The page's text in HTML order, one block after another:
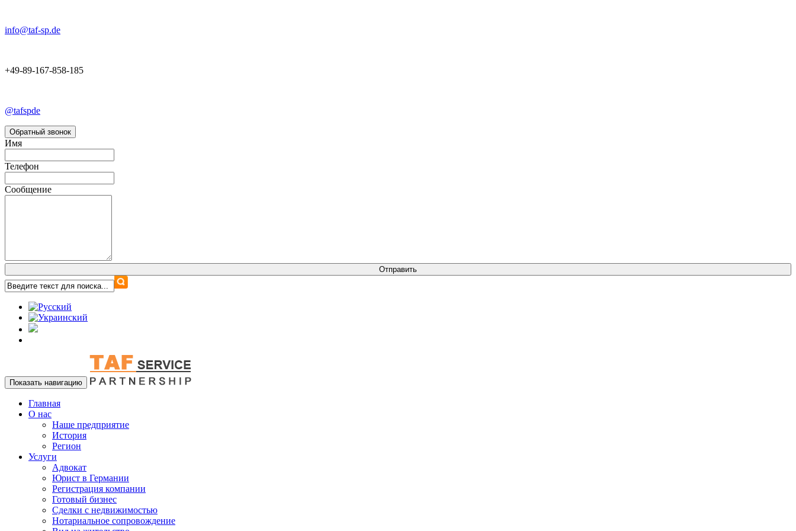
info@taf-sp.de
+49-89-167-858-185
@tafspde
Обратный звонок
Имя
Телефон
Сообщение
Показать навигацию
Главная
О нас
Наше предприятие
История
Регион
Услуги
Адвокат
Юрист в Германии
Регистрация компании
Готовый бизнес
Сделки с недвижимостью
Нотариальное сопровождение